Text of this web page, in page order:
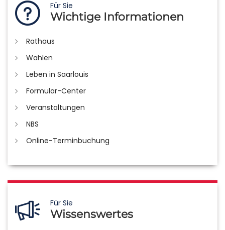
Für Sie
Wichtige Informationen
Rathaus
Wahlen
Leben in Saarlouis
Formular-Center
Veranstaltungen
NBS
Online-Terminbuchung
Für Sie
Wissenswertes